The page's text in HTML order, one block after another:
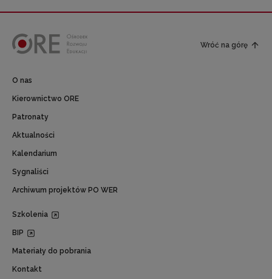
Wróć na górę
O nas
Kierownictwo ORE
Patronaty
Aktualności
Kalendarium
Sygnaliści
Archiwum projektów PO WER
Szkolenia
BIP
Materiały do pobrania
Kontakt